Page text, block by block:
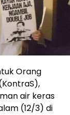
Orang
air keras
(12/3) di